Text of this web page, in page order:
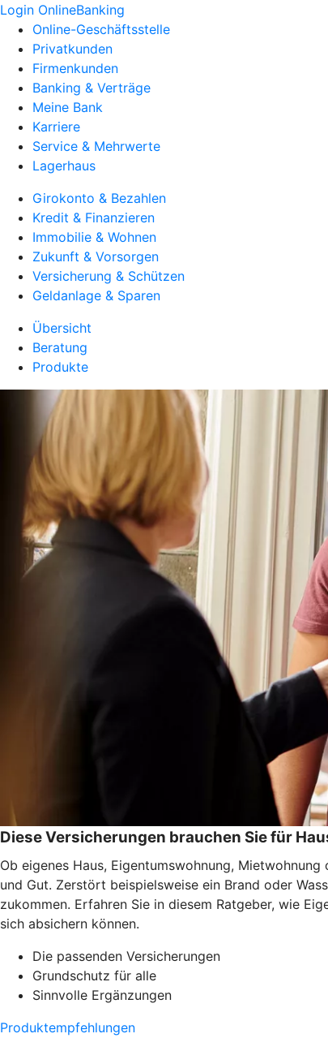
Login OnlineBanking
Online-Geschäftsstelle
Privatkunden
Firmenkunden
Banking & Verträge
Meine Bank
Karriere
Service & Mehrwerte
Lagerhaus
Girokonto & Bezahlen
Kredit & Finanzieren
Immobilie & Wohnen
Zukunft & Vorsorgen
Versicherung & Schützen
Geldanlage & Sparen
Übersicht
Beratung
Produkte
Diese Versicherungen brauchen Sie für
Ob eigenes Haus, Eigentumswohnung,
und Gut. Zerstört beispielsweise ein Brand oder
zukommen. Erfahren Sie in diesem Ratgeber, wie
sich absichern können.
Die passenden Versicherungen
Grundschutz für alle
Sinnvolle Ergänzungen
Produktempfehlungen